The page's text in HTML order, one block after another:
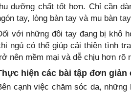
dưỡng chất tốt hơn. Chỉ cần
tay, lòng bàn tay và mu bàn
với những đôi tay đang bị khô
ngủ có thể giúp cải thiện tình
nên mềm mại và dễ chịu hơn rõ
hiện các bài tập đơn giản
cạnh việc chăm sóc da, những